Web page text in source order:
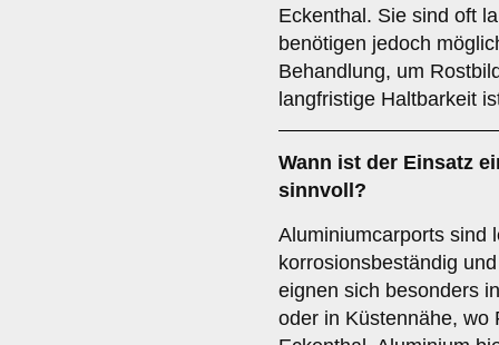
Eckenthal. Sie sind oft
benötigen jedoch
Behandlung, um
langfristige Haltbarkeit
Wann ist der Einsatz
sinnvoll?
Aluminiumcarports sind
korrosionsbeständig
eignen sich besonders
oder in Küstennähe, wo